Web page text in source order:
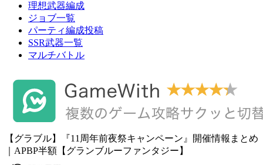
理想武器編成
ジョブ一覧
パーティ編成投稿
SSR武器一覧
マルチバトル
【グラブル】『11周年前夜祭キャンペーン』開催情報まとめ
｜APBP半額【グランブルーファンタジー】